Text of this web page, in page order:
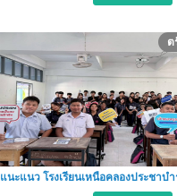
ต
แนะแนว โรงเรียนเหนือคลองประชาบำ